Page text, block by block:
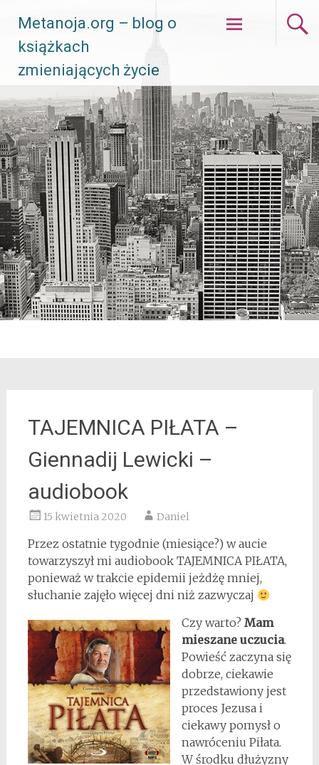
Metanoja.org – blog o
książkach
zmieniających życie
Skip
to
TAJEMNICA PIŁATA –
Giennadij Lewicki –
audiobook
15 kwietnia 2020 Daniel
Przez ostatnie tygodnie (miesiące?) w aucie
towarzyszył mi audiobook TAJEMNICA PIŁATA,
ponieważ w trakcie epidemii jeżdżę mniej,
słuchanie zajęło więcej dni niż zazwyczaj
Czy warto? Mam
mieszane uczucia.
Powieść zaczyna się
dobrze, ciekawie
przedstawiony jest
proces Jezusa i
ciekawy pomysł o
nawróceniu Piłata.
W środku dłużyzny